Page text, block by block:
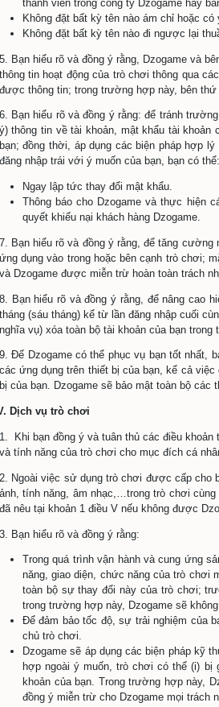
Ngày, tháng, năm
Số căn cước công
Số điện thoại;
Địa chỉ đăng ký
bạn. (ii) Ngưng cung cấp
Dzogame đã nhắc nhở
bạn trong trò chơi.
3. Dzogame sẽ áp dụng
định của pháp luật hoặc
4. Việc đặt tài khoản, tên
hay giải tán bang phái,
trường hợp này. Nguyên
Không đặt bất cứ
trong lịch sử;
Không đặt bất cứ tên
tục và văn hóa Việt
Không đặt bất cứ
Nghiêm cấm đặt mọi
Không đặt bất kỳ tên
Không đặt bất kỳ tên
5. Bạn hiểu rõ và đồng ý
thông tin hoạt động của
được thông tin; trong
6. Bạn hiểu rõ và đồng ý
ý) thông tin về tài khoản,
bạn; đồng thời, áp dụng
đăng nhập trái với ý muốn
Ngay lập tức thay đổi